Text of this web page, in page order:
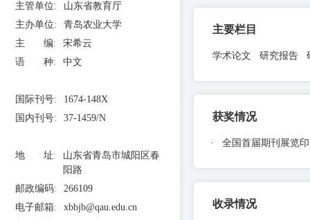
主管单位:
山东省教育厅
主办单位:
青岛农业大学
主 编:
宋希云
语 种: 中文
国际刊号:
1674-148X
国内刊号: 37-1459/N
地 址:
山东省青岛市城阳区春
阳路
邮政编码:
266109
电子邮箱:
xbbjb@qau.edu.cn
主要栏目
学术论文 研究报告
获奖情况
· 全国首届期刊展览
收录情况